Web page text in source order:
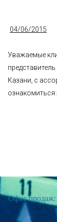
04/06/2015
Уважаемые
Казани, c
ознакомиться
Офис продаж: